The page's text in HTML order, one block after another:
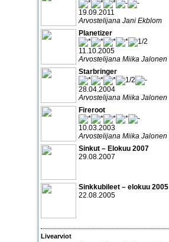
19.09.2011
Arvostelijana Jani Ekblom
Planetizer
11.10.2005
Arvostelijana Miika Jalonen
Starbringer
28.04.2004
Arvostelijana Miika Jalonen
Fireroot
10.03.2003
Arvostelijana Miika Jalonen
Sinkut – Elokuu 2007
29.08.2007
Sinkkubileet – elokuu 2005
22.08.2005
Livearviot